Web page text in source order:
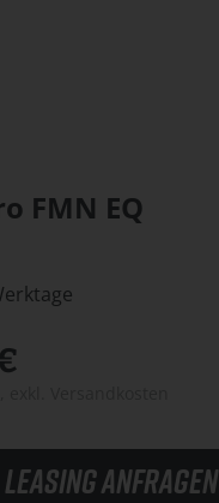
FMN EQ
Leasing anfragen